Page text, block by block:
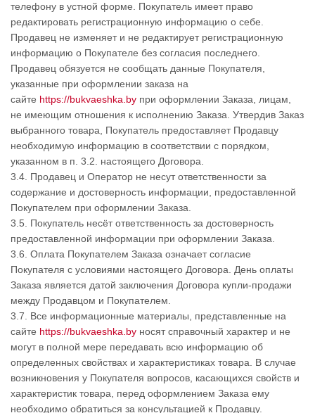
телефону в устной форме. Покупатель имеет право
редактировать регистрационную информацию о себе.
Продавец не изменяет и не редактирует регистрационную
информацию о Покупателе без согласия последнего.
Продавец обязуется не сообщать данные Покупателя,
указанные при оформлении заказа на
сайте https://bukvaeshka.by при оформлении Заказа, лицам,
не имеющим отношения к исполнению Заказа. Утвердив Заказ
выбранного товара, Покупатель предоставляет Продавцу
необходимую информацию в соответствии с порядком,
указанном в п. 3.2. настоящего Договора.
3.4. Продавец и Оператор не несут ответственности за
содержание и достоверность информации, предоставленной
Покупателем при оформлении Заказа.
3.5. Покупатель несёт ответственность за достоверность
предоставленной информации при оформлении Заказа.
3.6. Оплата Покупателем Заказа означает согласие
Покупателя с условиями настоящего Договора. День оплаты
Заказа является датой заключения Договора купли-продажи
между Продавцом и Покупателем.
3.7. Все информационные материалы, представленные на
сайте https://bukvaeshka.by носят справочный характер и не
могут в полной мере передавать всю информацию об
определенных свойствах и характеристиках товара. В случае
возникновения у Покупателя вопросов, касающихся свойств и
характеристик товара, перед оформлением Заказа ему
необходимо обратиться за консультацией к Продавцу.